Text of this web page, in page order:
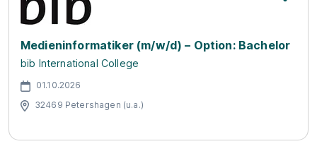
Medieninformatiker (m/w/d) – Option: Bachelor
bib International College
01.10.2026
32469 Petershagen (u.a.)